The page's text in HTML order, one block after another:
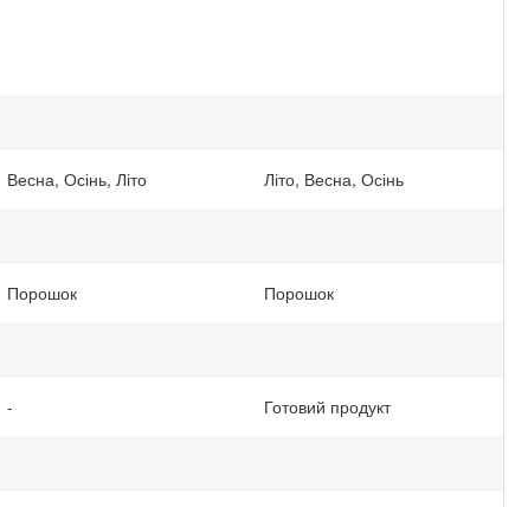
Весна, Осінь, Літо Літо, Весна, Осінь
Порошок Порошок
- Готовий продукт